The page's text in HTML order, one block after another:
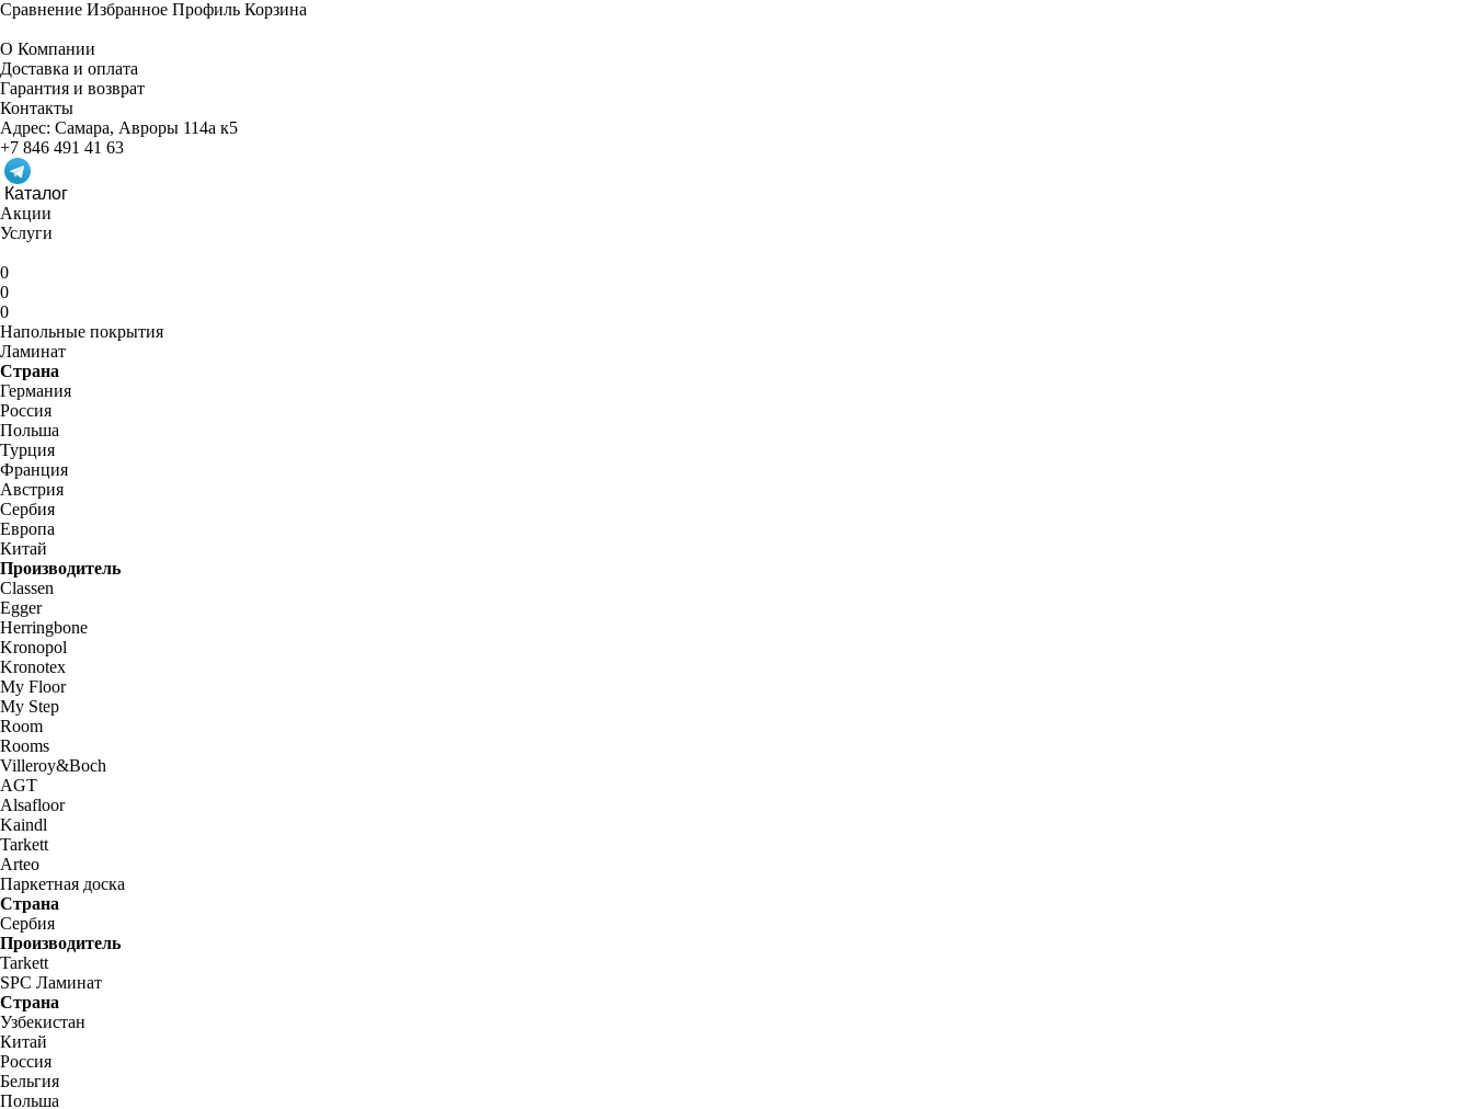
Сравнение Избранное Профиль Корзина
О Компании
Доставка и оплата
Гарантия и возврат
Контакты
Адрес: Самара, Авроры 114а к5
+7 846 491 41 63
Каталог
Акции
Услуги
0
0
0
Напольные покрытия
Ламинат
Страна
Германия
Россия
Польша
Турция
Франция
Австрия
Сербия
Европа
Китай
Производитель
Classen
Egger
Herringbone
Kronopol
Kronotex
My Floor
My Step
Room
Rooms
Villeroy&Boch
AGT
Alsafloor
Kaindl
Tarkett
Arteo
Паркетная доска
Страна
Сербия
Производитель
Tarkett
SPC Ламинат
Страна
Узбекистан
Китай
Россия
Бельгия
Польша